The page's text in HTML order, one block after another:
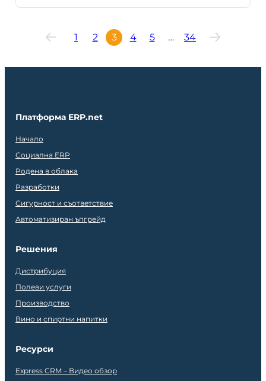
1 2 3 4 5 … 34
Платформа ERP.net
Начало
Социална ERP
Родена в облака
Разработки
Сигурност и съответствие
Автоматизиран ъпгрейд
Решения
Дистрибуция
Полеви услуги
Производство
Вино и спиртни напитки
Ресурси
Express CRM – Видео обзор